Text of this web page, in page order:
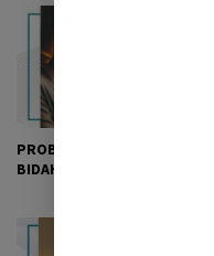
PROBLEMATIKA DOA QUNUT,
BIDAHKAH?